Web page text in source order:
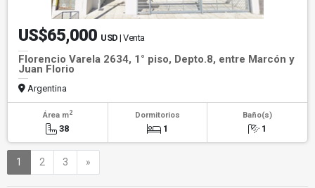
US$65,000 USD | Venta
Florencio Varela 2634, 1° piso, Depto.8, entre Marcón y
Juan Florio
Argentina
Área m2
38
Dormitorios
1
Baño(s)
1
1 2 3 »